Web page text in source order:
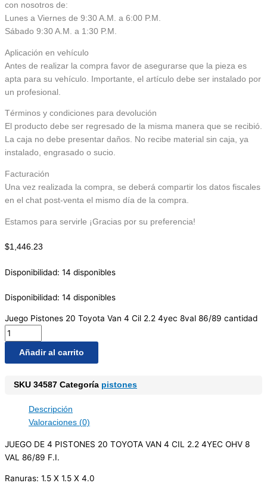
con nosotros de:
Lunes a Viernes de 9:30 A.M. a 6:00 P.M.
Sábado 9:30 A.M. a 1:30 P.M.
Aplicación en vehículo
Antes de realizar la compra favor de asegurarse que la pieza es
apta para su vehículo. Importante, el artículo debe ser instalado por
un profesional.
Términos y condiciones para devolución
El producto debe ser regresado de la misma manera que se recibió.
La caja no debe presentar daños. No recibe material sin caja, ya
instalado, engrasado o sucio.
Facturación
Una vez realizada la compra, se deberá compartir los datos fiscales
en el chat post-venta el mismo día de la compra.
Estamos para servirle ¡Gracias por su preferencia!
$1,446.23
Disponibilidad: 14 disponibles
Disponibilidad: 14 disponibles
Juego Pistones 20 Toyota Van 4 Cil 2.2 4yec 8val 86/89 cantidad
Añadir al carrito
SKU 34587 Categoría pistones
Descripción
Valoraciones (0)
JUEGO DE 4 PISTONES 20 TOYOTA VAN 4 CIL 2.2 4YEC OHV 8
VAL 86/89 F.I.
Ranuras: 1.5 X 1.5 X 4.0